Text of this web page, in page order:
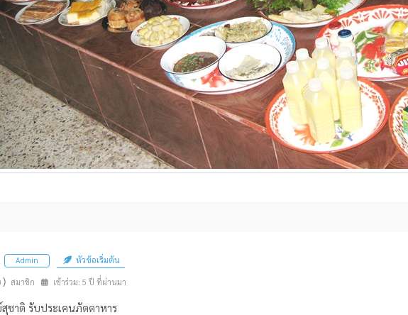
Admin หัวข้อเริ่มต้น
สมาชิก เข้าร่วม: 5 ปี ที่ผ่านมา
สุชาติ รับประเคนภัตตาหาร